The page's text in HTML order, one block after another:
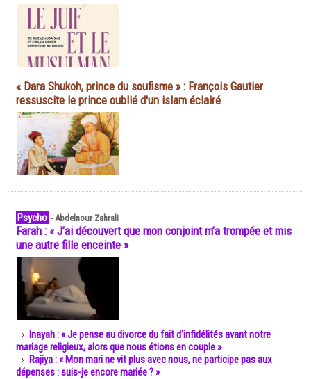
« Dara Shukoh, prince du soufisme » : François Gautier
ressuscite le prince oublié d'un islam éclairé
Psycho -Abdelnour Zahrali
Farah : « J’ai découvert que mon conjoint m’a trompée et mis
une autre fille enceinte »
Inayah : « Je pense au divorce du fait d’infidélités avant notre
mariage religieux, alors que nous étions en couple »
Rajiya : « Mon mari ne vit plus avec nous, ne participe pas aux
dépenses : suis-je encore mariée ? »